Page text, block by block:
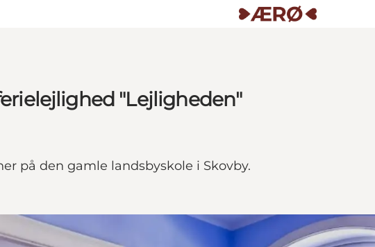
"Lejligheden"
på den gamle landsbyskole i Skovby.